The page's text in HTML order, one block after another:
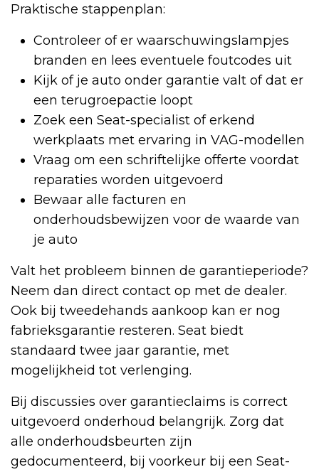
Praktische stappenplan:
Controleer of er waarschuwingslampjes
branden en lees eventuele foutcodes uit
Kijk of je auto onder garantie valt of dat er
een terugroepactie loopt
Zoek een Seat-specialist of erkend
werkplaats met ervaring in VAG-modellen
Vraag om een schriftelijke offerte voordat
reparaties worden uitgevoerd
Bewaar alle facturen en
onderhoudsbewijzen voor de waarde van
je auto
Valt het probleem binnen de garantieperiode?
Neem dan direct contact op met de dealer.
Ook bij tweedehands aankoop kan er nog
fabrieksgarantie resteren. Seat biedt
standaard twee jaar garantie, met
mogelijkheid tot verlenging.
Bij discussies over garantieclaims is correct
uitgevoerd onderhoud belangrijk. Zorg dat
alle onderhoudsbeurten zijn
gedocumenteerd, bij voorkeur bij een Seat-